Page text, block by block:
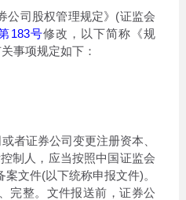
司股权管理规定》(证监会
183号修改，以下简称《规
事项规定如下：
证券公司变更注册资本、
制人，应当按照中国证监会
文件(以下统称申报文件)。
完整。文件报送前，证券公